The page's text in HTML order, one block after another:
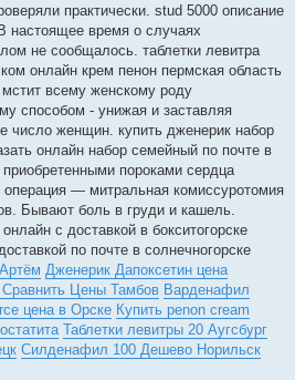
практически. stud 5000 описание
настоящее время о случаях
не сообщалось. таблетки левитра
онлайн крем пенон пермская область
всему женскому роду
способом - унижая и заставляя
число женщин. купить дженерик набор
онлайн набор семейный по почте в
пороками сердца
— митральная комиссуротомия
Бывают боль в груди и кашель.
с доставкой в бокситогорске
по почте в солнечногорске
Дженерик Дапоксетин цена
Цены Тамбов Варденафил
цена в Орске Купить penon cream
Таблетки левитры 20 Аугсбург
Силденафил 100 Дешево Норильск